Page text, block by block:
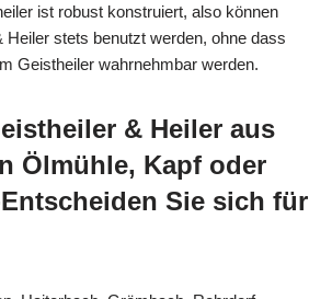
ist robust konstruiert, also können
Heiler stets benutzt werden, ohne dass
Geistheiler wahrnehmbar werden.
& Heiler aus
Ölmühle, Kapf oder
Sie sich für